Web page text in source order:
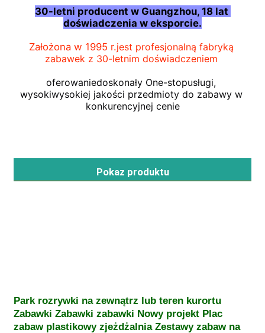
Produkty
O nas
Wycieczka po fabryce
Projekt placu zabaw
30-letni producent w Guangzhou, 18 lat
doświadczenia w eksporcie.
Założona w 1995 r.jest profesjonalną fabryką
zabawek z 30-letnim doświadczeniem
oferowaniedoskonały One-stopusługi,
wysokiwysokiej jakości przedmioty do zabawy w
konkurencyjnej cenie
Pokaz produktu
Park rozrywki na zewnątrz lub teren kurortu
Zabawki Zabawki zabawki Nowy projekt Plac
zabaw plastikowy zjeżdżalnia Zestawy zabaw na